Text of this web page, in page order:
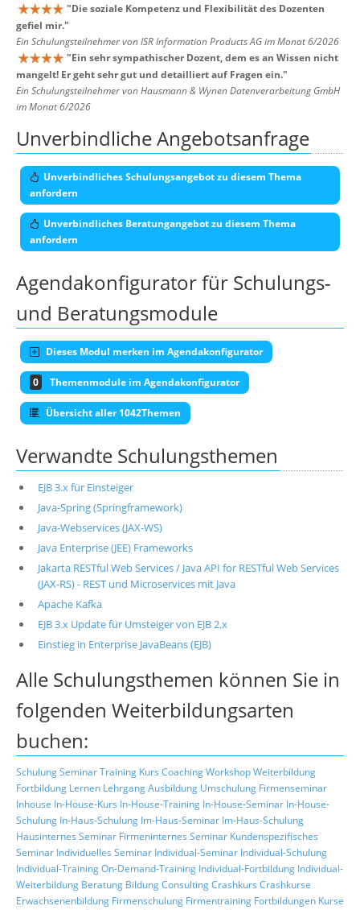
"Die soziale Kompetenz und Flexibilität des Dozenten
gefiel mir."
Ein Schulungsteilnehmer von ISR Information Products AG im Monat 6/2026
"Ein sehr sympathischer Dozent, dem es an Wissen nicht
mangelt! Er geht sehr gut und detailliert auf Fragen ein."
Ein Schulungsteilnehmer von Hausmann & Wynen Datenverarbeitung GmbH
im Monat 6/2026
Unverbindliche Angebotsanfrage
Unverbindliches Schulungsangebot zu diesem Thema
anfordern
Unverbindliches Beratungangebot zu diesem Thema
anfordern
Agendakonfigurator für Schulungs-
und Beratungsmodule
Dieses Modul merken im Agendakonfigurator
0 Themenmodule im Agendakonfigurator
Übersicht aller 1042Themen
Verwandte Schulungsthemen
EJB 3.x für Einsteiger
Java-Spring (Springframework)
Java-Webservices (JAX-WS)
Java Enterprise (JEE) Frameworks
Jakarta RESTful Web Services / Java API for RESTful Web Services
(JAX-RS) - REST und Microservices mit Java
Apache Kafka
EJB 3.x Update für Umsteiger von EJB 2.x
Einstieg in Enterprise JavaBeans (EJB)
Alle Schulungsthemen können Sie in
folgenden Weiterbildungsarten
buchen:
SchulungSeminarTraining Kurs CoachingWorkshopWeiterbildung
Fortbildung Lernen LehrgangAusbildung Umschulung Firmenseminar
Inhouse In-House-Kurs In-House-Training In-House-Seminar In-House-
Schulung In-Haus-Schulung Im-Haus-Seminar Im-Haus-Schulung
Hausinternes Seminar Firmeninternes Seminar Kundenspezifisches
Seminar Individuelles Seminar Individual-Seminar Individual-Schulung
Individual-TrainingOn-Demand-Training Individual-Fortbildung Individual-
Weiterbildung Beratung BildungConsultingCrashkurs Crashkurse
Erwachsenenbildung Firmenschulung Firmentraining Fortbildungen Kurse